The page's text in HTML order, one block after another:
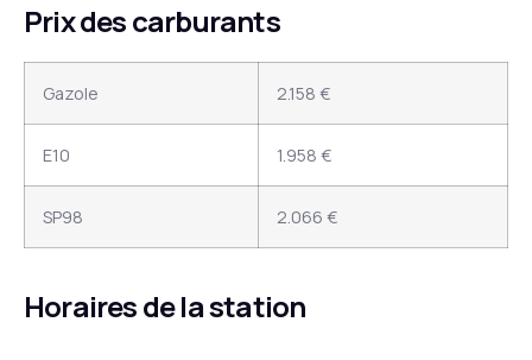
Prix des carburants
Gazole 2.158 €
E10 1.958 €
SP98 2.066 €
Horaires de la station